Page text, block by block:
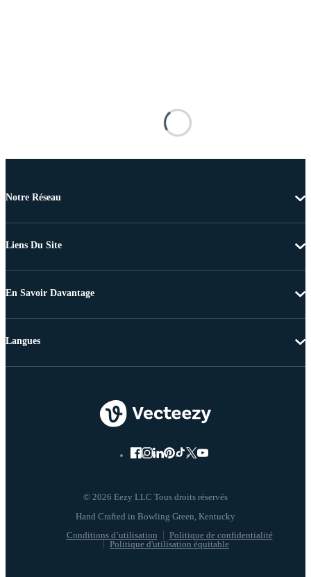
Notre Réseau
Liens Du Site
En Savoir Davantage
© 2026 Eezy LLC Tous droits réservés
Conditions d’utilisation
Politique de confidentialité
Politique d'utilisation équitable
Langues